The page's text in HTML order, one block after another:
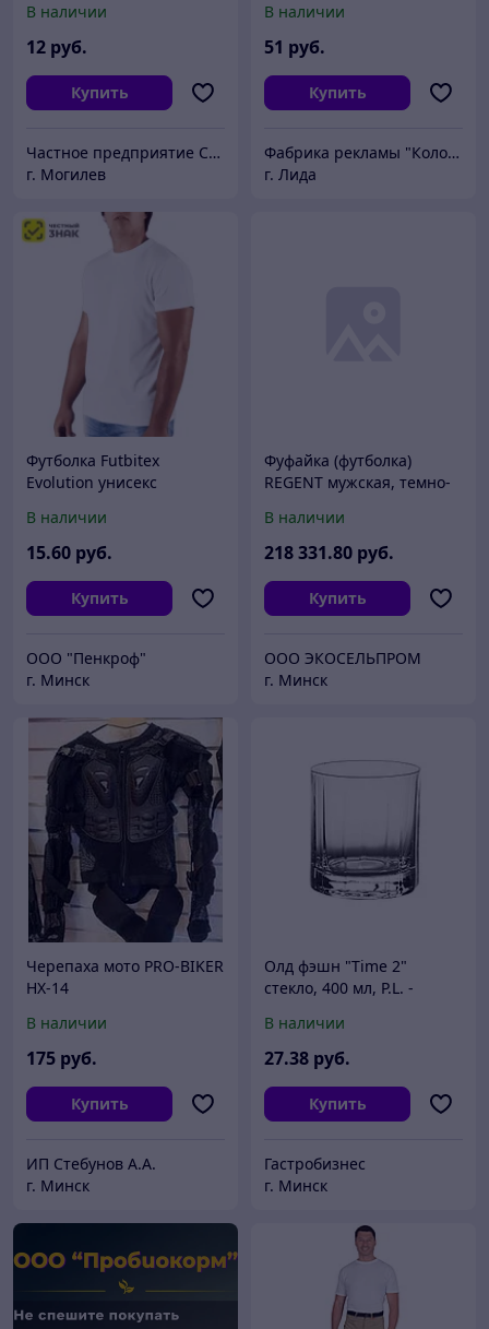
В наличии
12 руб.
Купить
Частное предприятие СпецТехФорма
г. Могилев
В наличии
51 руб.
Купить
Фабрика рекламы "КолорПринт"
г. Лида
Футболка Futbitex
Evolution унисекс
В наличии
15.60 руб.
Купить
ООО "Пенкроф"
г. Минск
Фуфайка (футболка)
REGENT мужская, темно-
В наличии
218 331.80 руб.
Купить
ООО ЭКОСЕЛЬПРОМ
г. Минск
Черепаха мото PRO-BIKER
HX-14
В наличии
175 руб.
Купить
ИП Cтебунов А.А.
г. Минск
Олд фэшн "Time 2"
стекло, 400 мл, P.L. -
В наличии
27.38 руб.
Купить
Гастробизнес
г. Минск